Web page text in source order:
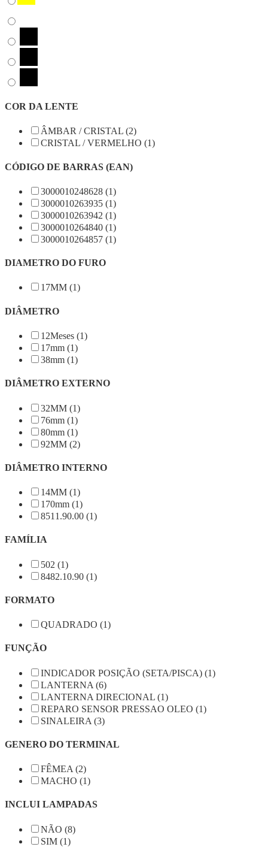
COR DA LENTE
ÂMBAR / CRISTAL (2)
CRISTAL / VERMELHO (1)
CÓDIGO DE BARRAS (EAN)
3000010248628 (1)
3000010263935 (1)
3000010263942 (1)
3000010264840 (1)
3000010264857 (1)
DIAMETRO DO FURO
17MM (1)
DIÂMETRO
12Meses (1)
17mm (1)
38mm (1)
DIÂMETRO EXTERNO
32MM (1)
76mm (1)
80mm (1)
92MM (2)
DIÂMETRO INTERNO
14MM (1)
170mm (1)
8511.90.00 (1)
FAMÍLIA
502 (1)
8482.10.90 (1)
FORMATO
QUADRADO (1)
FUNÇÃO
INDICADOR POSIÇÃO (SETA/PISCA) (1)
LANTERNA (6)
LANTERNA DIRECIONAL (1)
REPARO SENSOR PRESSAO OLEO (1)
SINALEIRA (3)
GENERO DO TERMINAL
FÊMEA (2)
MACHO (1)
INCLUI LAMPADAS
NÃO (8)
SIM (1)